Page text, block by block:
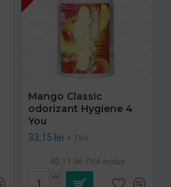
Mango Classic
odorizant Hygiene 4
You
33,15 lei + TVA
40,11 lei TVA inclus